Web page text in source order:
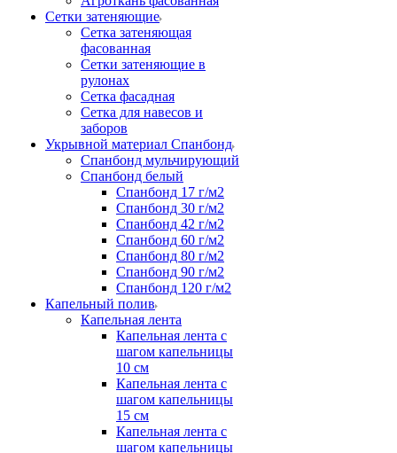
Сетки затеняющие
Сетка затеняющая
фасованная
Сетки затеняющие в
рулонах
Сетка фасадная
Сетка для навесов и
заборов
Укрывной материал Спанбонд
Спанбонд мульчирующий
Спанбонд белый
Спанбонд 17 г/м2
Спанбонд 30 г/м2
Спанбонд 42 г/м2
Спанбонд 60 г/м2
Спанбонд 80 г/м2
Спанбонд 90 г/м2
Спанбонд 120 г/м2
Капельный полив
Капельная лента
Капельная лента с
шагом капельницы
10 см
Капельная лента с
шагом капельницы
15 см
Капельная лента с
шагом капельницы